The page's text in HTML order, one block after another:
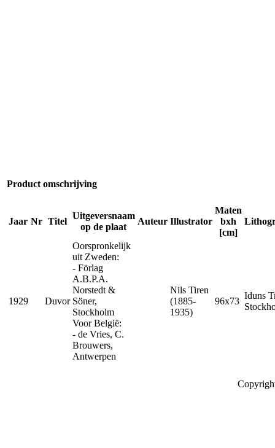
Product omschrijving
Jaar Nr Titel
Uitgeversnaam
op de plaat
Auteur Illustrator
Maten
bxh
[cm]
1929 Duvor
Oorspronkelijk
uit Zweden:
- Förlag
A.B.P.A.
Norstedt &
Söner,
Stockholm
Voor België:
- de Vries, C.
Brouwers,
Antwerpen
Nils Tiren
(1885-
1935)
96x73
Iduns